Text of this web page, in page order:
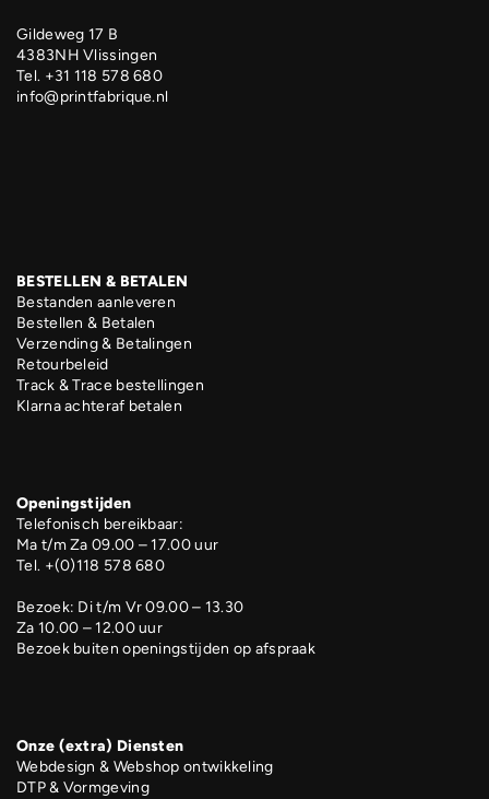
Gildeweg 17 B
4383NH Vlissingen
Tel. +31 118 578 680
info@printfabrique.nl
BESTELLEN & BETALEN
Bestanden aanleveren
Bestellen & Betalen
Verzending & Betalingen
Retourbeleid
Track & Trace bestellingen
Klarna achteraf betalen
Openingstijden
Telefonisch bereikbaar:
Ma t/m Za 09.00 – 17.00 uur
Tel. +(0)118 578 680
Bezoek: Di t/m Vr 09.00 – 13.30
Za 10.00 – 12.00 uur
Bezoek buiten openingstijden op afspraak
Onze (extra) Diensten
Webdesign & Webshop ontwikkeling
DTP & Vormgeving